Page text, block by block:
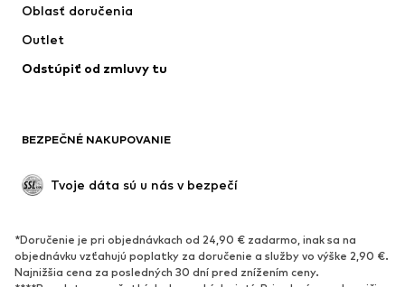
Bielizeň
Kabáty
Plavky
Upcyklácia
Nové
Obľúbené
Tenisky
Členkové čižmy
Oblasť doručenia
Outlet
Odstúpiť od zmluvy tu
BEZPEČNÉ NAKUPOVANIE
Tvoje dáta sú u nás v bezpečí
*Doručenie je pri objednávkach od 24,90 € zadarmo, inak sa na
objednávku vzťahujú poplatky za doručenie a služby vo výške 2,90 €.
Najnižšia cena za posledných 30 dní pred znížením ceny.